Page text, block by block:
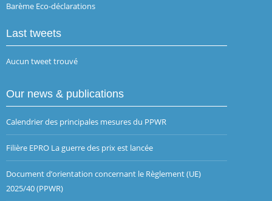
Barème Eco-déclarations
Last tweets
Aucun tweet trouvé
Our news & publications
Calendrier des principales mesures du PPWR
Filière EPRO La guerre des prix est lancée
Document d’orientation concernant le Règlement (UE)
2025/40 (PPWR)